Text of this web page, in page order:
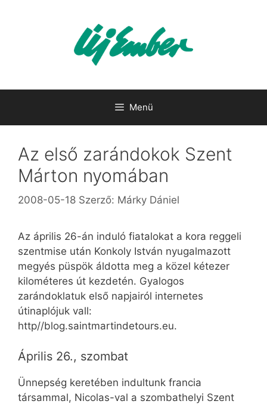
Menü
Az első zarándokok Szent
Márton nyomában
2008-05-18 Szerző: Márky Dániel
Az április 26-án induló fiatalokat a kora reggeli
szentmise után Konkoly István nyugalmazott
megyés püspök áldotta meg a közel kétezer
kilométeres út kezdetén. Gyalogos
zarándoklatuk első napjairól internetes
útinaplójuk vall:
http//blog.saintmartindetours.eu.
Április 26., szombat
Ünnepség keretében indultunk francia
társammal, Nicolas-val a szombathelyi Szent